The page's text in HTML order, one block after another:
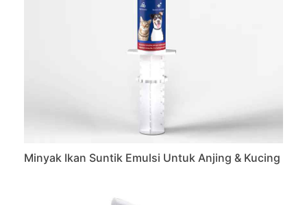
Minyak Ikan Suntik Emulsi Untuk Anjing & Kucing